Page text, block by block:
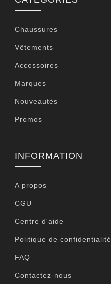
Chaussures
Vêtements
Accessoires
Marques
Nouveautés
Promos
INFORMATION
A propos
CGU
Centre d'aide
Politique de confidentialité
FAQ
Contactez-nous